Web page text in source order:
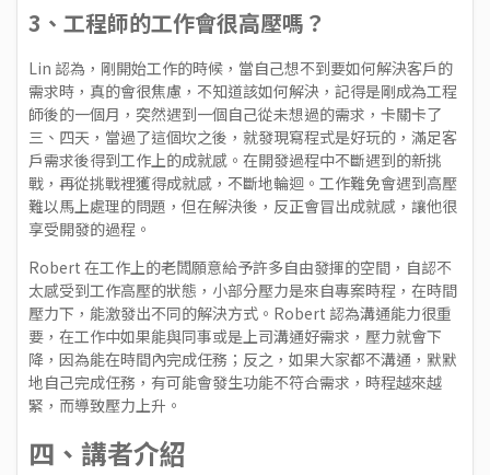
3、工程師的工作會很高壓嗎？
Lin 認為，剛開始工作的時候，當自己想不到要如何解決客戶的
需求時，真的會很焦慮，不知道該如何解決，記得是剛成為工程
師後的一個月，突然遇到一個自己從未想過的需求，卡關卡了
三、四天，當過了這個坎之後，就發現寫程式是好玩的，滿足客
戶需求後得到工作上的成就感。在開發過程中不斷遇到的新挑
戰，再從挑戰裡獲得成就感，不斷地輪迴。工作難免會遇到高壓
難以馬上處理的問題，但在解決後，反正會冒出成就感，讓他很
享受開發的過程。
Robert 在工作上的老闆願意給予許多自由發揮的空間，自認不
太感受到工作高壓的狀態，小部分壓力是來自專案時程，在時間
壓力下，能激發出不同的解決方式。Robert 認為溝通能力很重
要，在工作中如果能與同事或是上司溝通好需求，壓力就會下
降，因為能在時間內完成任務；反之，如果大家都不溝通，默默
地自己完成任務，有可能會發生功能不符合需求，時程越來越
緊，而導致壓力上升。
四、講者介紹